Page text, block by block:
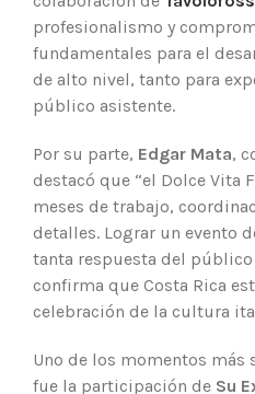
profesionalismo y
fundamentales para el
de alto nivel, tanto para
público asistente.
Por su parte, Edgar Mata,
destacó que “el Dolce Vita
meses de trabajo,
detalles. Lograr un evento
tanta respuesta del
confirma que Costa Rica
celebración de la cultura
Uno de los momentos
fue la participación de Su